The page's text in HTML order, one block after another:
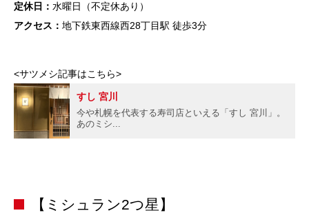
定休日： 水曜日（不定休あり）
アクセス： 地下鉄東西線西28丁目駅 徒歩3分
<サツメシ記事はこちら>
すし 宮川
今や札幌を代表する寿司店といえる「すし 宮川」。
あのミシ...
【ミシュラン2つ星】